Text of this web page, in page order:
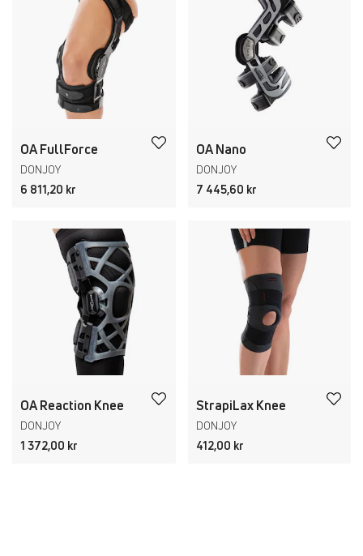
OA FullForce
DONJOY
6 811,20 kr
OA Nano
DONJOY
7 445,60 kr
OA Reaction Knee
DONJOY
1 372,00 kr
StrapiLax Knee
DONJOY
412,00 kr